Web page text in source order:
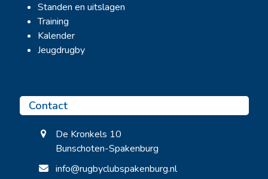
Standen en uitslagen
Training
Kalender
Jeugdrugby
Contact
De Kronkels 10
Bunschoten-Spakenburg
info@rugbyclubspakenburg.nl